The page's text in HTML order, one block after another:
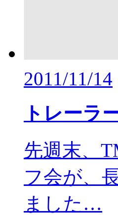
2011/11/14
トレーラ
先週末、
フ会が、
ました…